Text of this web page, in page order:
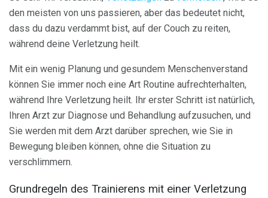
den meisten von uns passieren, aber das bedeutet nicht,
dass du dazu verdammt bist, auf der Couch zu reiten,
während deine Verletzung heilt.
Mit ein wenig Planung und gesundem Menschenverstand
können Sie immer noch eine Art Routine aufrechterhalten,
während Ihre Verletzung heilt. Ihr erster Schritt ist natürlich,
Ihren Arzt zur Diagnose und Behandlung aufzusuchen, und
Sie werden mit dem Arzt darüber sprechen, wie Sie in
Bewegung bleiben können, ohne die Situation zu
verschlimmern.
Grundregeln des Trainierens mit einer Verletzung